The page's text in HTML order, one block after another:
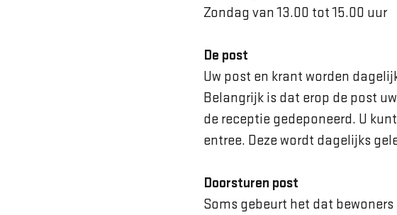
Zondag van 13.00 tot 15.00 uur
De post
Uw post en krant worden
Belangrijk is dat erop de post
de receptie gedeponeerd. U
entree. Deze wordt dagelijks
Doorsturen post
Soms gebeurt het dat